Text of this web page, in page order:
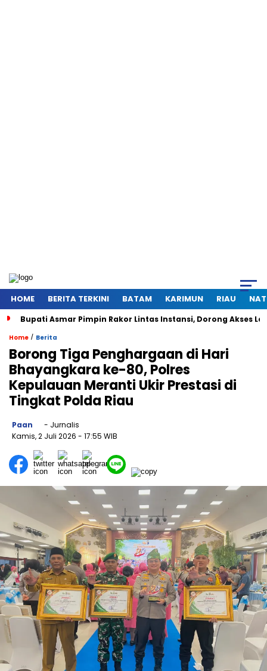
HOME BERITA TERKINI BATAM KARIMUN RIAU
Bupati Asmar Pimpin Rakor Lintas Instansi, Dorong Akses
Home / Berita
Borong Tiga Penghargaan di Hari
Bhayangkara ke-80, Polres
Kepulauan Meranti Ukir Prestasi di
Tingkat Polda Riau
Paan
- Jurnalis
Kamis, 2 Juli 2026 - 17:55 WIB